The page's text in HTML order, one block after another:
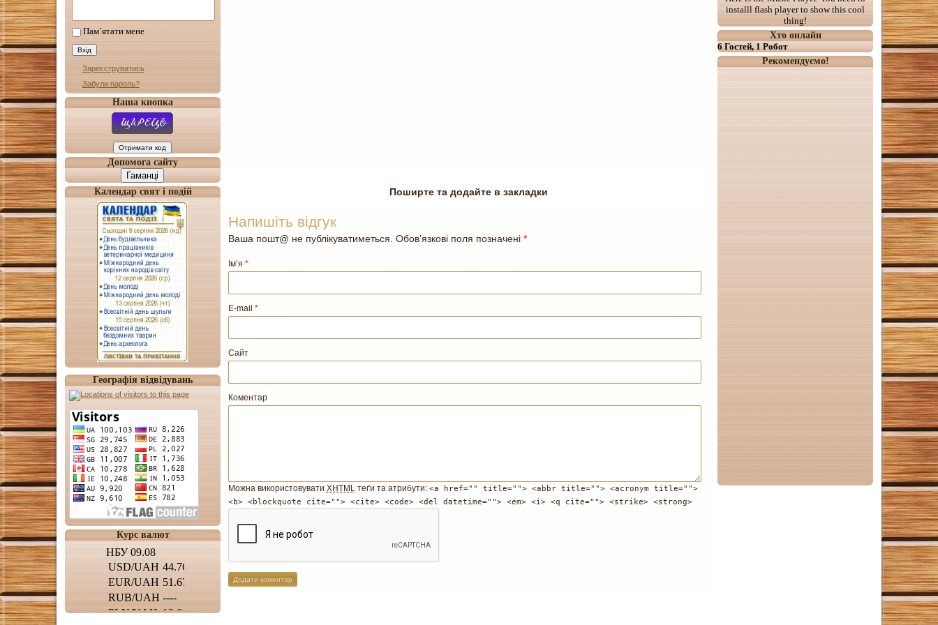
Пам`ятати мене
Зареєструватись
Забули пароль?
Наша кнопка
Допомога сайту
Гаманці
Календар свят і подій
Географія відвідувань
Курс валют
Поширте та додайте в закладки
Напишіть відгук
Ваша пошт@ не публікуватиметься. Обов’язкові поля позначені *
Ім’я *
E-mail *
Сайт
Коментар
Можна використовувати XHTMLтеґи та атрибути: <a href="" title=""> <abbr title=""> <acronym title="">
<b> <blockquote cite=""> <cite> <code> <del datetime=""> <em> <i> <q cite=""> <strike> <strong>
installl flash player to show this cool
thing!
Хто онлайн
6 Гостей, 1 Робот
Рекомендуємо!